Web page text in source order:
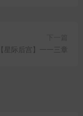
【星际后宫】一一三章